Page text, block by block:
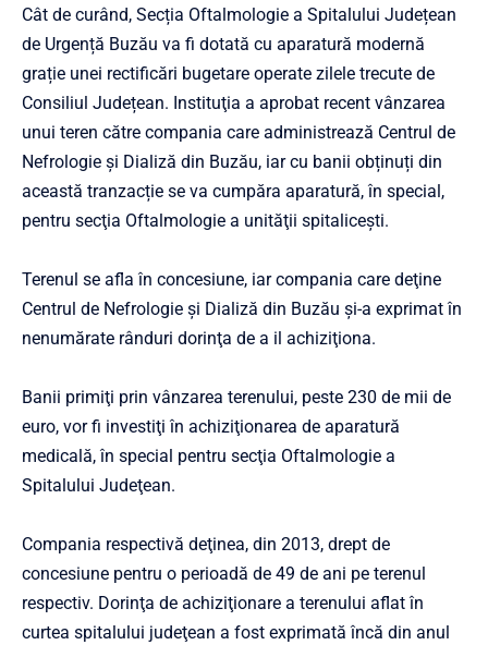
Cât de curând, Secția Oftalmologie a Spitalului Județean
de Urgență Buzău va fi dotată cu aparatură modernă
grație unei rectificări bugetare operate zilele trecute de
Consiliul Județean. Instituţia a aprobat recent vânzarea
unui teren către compania care administrează Centrul de
Nefrologie şi Dializă din Buzău, iar cu banii obținuți din
această tranzacție se va cumpăra aparatură, în special,
pentru secţia Oftalmologie a unităţii spitaliceşti.
Terenul se afla în concesiune, iar compania care deţine
Centrul de Nefrologie şi Dializă din Buzău şi-a exprimat în
nenumărate rânduri dorinţa de a il achiziţiona.
Banii primiţi prin vânzarea terenului, peste 230 de mii de
euro, vor fi investiţi în achiziţionarea de aparatură
medicală, în special pentru secţia Oftalmologie a
Spitalului Judeţean.
Compania respectivă deţinea, din 2013, drept de
concesiune pentru o perioadă de 49 de ani pe terenul
respectiv. Dorinţa de achiziţionare a terenului aflat în
curtea spitalului judeţean a fost exprimată încă din anul